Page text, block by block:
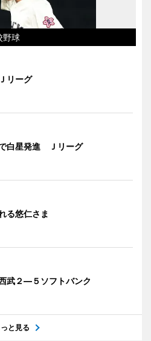
野球
リーグ
白星発進 Ｊリーグ
る悠仁さま
武２―５ソフトバンク
っと見る